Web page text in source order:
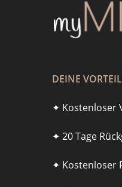
DEINE
✦ Kostenloser
✦ 20 Tage
✦ Kostenloser